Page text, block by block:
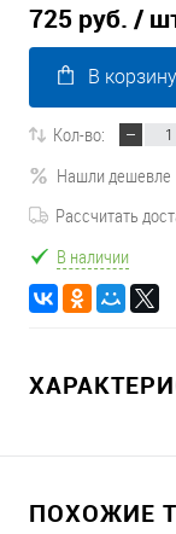
725 руб. /
В корзину
Кол-во:
Нашли дешевле
Рассчитать
В наличии
ПОХОЖИЕ